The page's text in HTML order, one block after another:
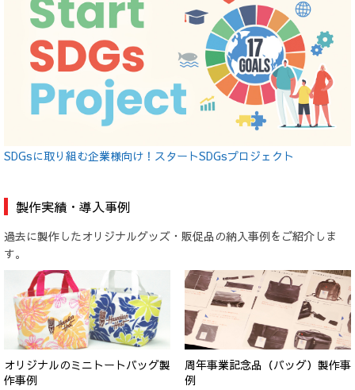
SDGsに取り組む企業様向け！スタートSDGsプロジェクト
製作実績・導入事例
過去に製作したオリジナルグッズ・販促品の納入事例をご紹介しま
す。
オリジナルのミニトートバッグ製
作事例
周年事業記念品（バッグ）製作事
例